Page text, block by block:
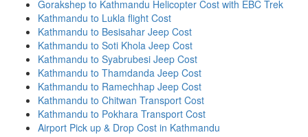
Gorakshep to Kathmandu Helicopter Cost with EBC Trek
Kathmandu to Lukla flight Cost
Kathmandu to Besisahar Jeep Cost
Kathmandu to Soti Khola Jeep Cost
Kathmandu to Syabrubesi Jeep Cost
Kathmandu to Thamdanda Jeep Cost
Kathmandu to Ramechhap Jeep Cost
Kathmandu to Chitwan Transport Cost
Kathmandu to Pokhara Transport Cost
Airport Pick up & Drop Cost in Kathmandu